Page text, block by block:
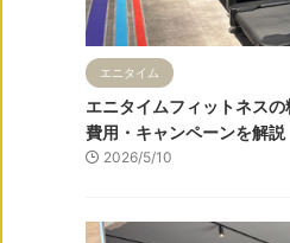
エニタイム
エニタイムフィットネス
費用・キャンペーンを解説
2026/5/10